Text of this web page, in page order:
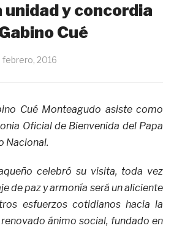
y concordia
Cué
febrero, 2016
Cué Monteagudo asiste como
Oficial de Bienvenida del Papa
Nacional.
celebró su visita, toda vez
de paz y armonía será un aliciente
esfuerzos cotidianos hacia la
ánimo social, fundado en